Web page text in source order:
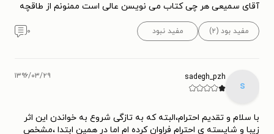
آقای سمیعی هر چی کتاب می نویسن عالی است ممنونم از طاقچه
مفید بود (۲) مفید نبود ۰
s
sadegh_pzh ۱۳۹۶/۰۳/۲۹
با سلام و تقدیم احترام،البته که به تازگی شروع به خواندن این اثر
زیبا و شایسته ی احترام فراوان کرده ام اما در همین ابتدا ،مشخص